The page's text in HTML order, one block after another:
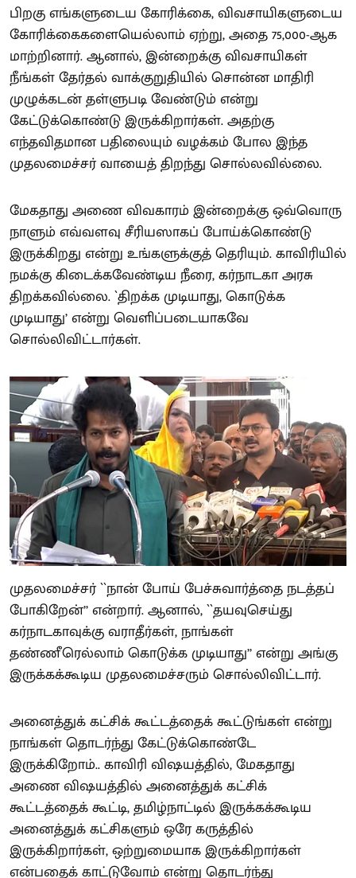
பிறகு எங்களுடைய கோரிக்கை, விவசாயிகளுடைய
கோரிக்கைகளையெல்லாம் ஏற்று, அதை 75,000-ஆக
மாற்றினார். ஆனால், இன்றைக்கு விவசாயிகள்
நீங்கள் தேர்தல் வாக்குறுதியில் சொன்ன மாதிரி
முழுக்கடன் தள்ளுபடி வேண்டும் என்று
கேட்டுக்கொண்டு இருக்கிறார்கள். அதற்கு
எந்தவிதமான பதிலையும் வழக்கம் போல இந்த
முதலமைச்சர் வாயைத் திறந்து சொல்லவில்லை.
மேகதாது அணை விவகாரம் இன்றைக்கு ஒவ்வொரு
நாளும் எவ்வளவு சீரியஸாகப் போய்க்கொண்டு
இருக்கிறது என்று உங்களுக்குத் தெரியும். காவிரியில்
நமக்கு கிடைக்கவேண்டிய நீரை, கர்நாடகா அரசு
திறக்கவில்லை. `திறக்க முடியாது, கொடுக்க
முடியாது’ என்று வெளிப்படையாகவே
சொல்லிவிட்டார்கள்.
முதலமைச்சர் ``நான் போய் பேச்சுவார்த்தை நடத்தப்
போகிறேன்’’ என்றார். ஆனால், ``தயவுசெய்து
கர்நாடகாவுக்கு வராதீர்கள், நாங்கள்
தண்ணீரெல்லாம் கொடுக்க முடியாது’’ என்று அங்கு
இருக்கக்கூடிய முதலமைச்சரும் சொல்லிவிட்டார்.
அனைத்துக் கட்சிக் கூட்டத்தைக் கூட்டுங்கள் என்று
நாங்கள் தொடர்ந்து கேட்டுக்கொண்டே
இருக்கிறோம்.. காவிரி விஷயத்தில், மேகதாது
அணை விஷயத்தில் அனைத்துக் கட்சிக்
கூட்டத்தைக் கூட்டி, தமிழ்நாட்டில் இருக்கக்கூடிய
அனைத்துக் கட்சிகளும் ஒரே கருத்தில்
இருக்கிறார்கள், ஒற்றுமையாக இருக்கிறார்கள்
என்பதைக் காட்டுவோம் என்று தொடர்ந்து